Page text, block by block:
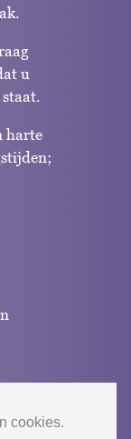
cookies.
u
harte